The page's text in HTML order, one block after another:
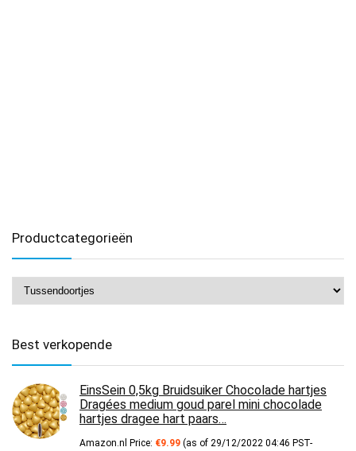
Productcategorieën
Best verkopende
EinsSein 0,5kg Bruidsuiker Chocolade hartjes
Dragées medium goud parel mini chocolade
hartjes dragee hart paars…
Amazon.nl Price: €9.99 (as of 29/12/2022 04:46 PST-